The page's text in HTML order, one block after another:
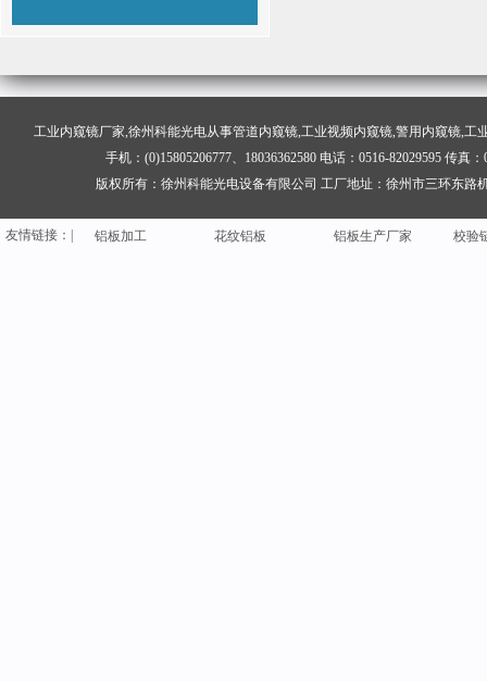
工业内窥镜厂家,徐州科能光电从事管道内窥镜,工业视频内窥镜,警用内窥镜,
手机：(0)15805206777、18036362580 电话：0516-82029595 传真
版权所有：徐州科能光电设备有限公司 工厂地址：徐州市三环东
友情链接：|
铝板加工 花纹铝板 铝板生产厂家
校验
钢网架结构
聚脲 礼炮
聚脲
铝板加工
花纹铝板 铝板生产厂家
校验